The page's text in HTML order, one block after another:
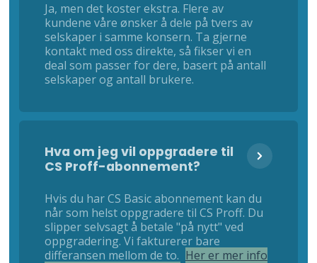
Ja, men det koster ekstra. Flere av
kundene våre ønsker å dele på tvers av
selskaper i samme konsern. Ta gjerne
kontakt med oss direkte, så fikser vi en
deal som passer for dere, basert på antall
selskaper og antall brukere.
Hva om jeg vil oppgradere til
CS Proff-abonnement?
Hvis du har CS Basic abonnement kan du
når som helst oppgradere til CS Proff. Du
slipper selvsagt å betale "på nytt" ved
oppgradering. Vi fakturerer bare
differansen mellom de to. Her er mer info